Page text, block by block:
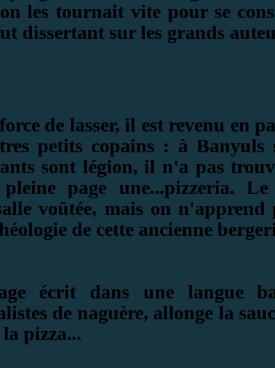
les tournait vite pour se
dissertant sur les grands
de lasser, il est revenu en
petits copains : à Banyuls
sont légion, il n'a pas
page une...pizzeria.
voûtée, mais on n'apprend
de cette ancienne
écrit dans une langue
de naguère, allonge la
pizza...